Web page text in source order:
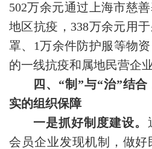
502万余元通过上海市慈
地区抗疫，338万余元用
罩、1万余件防护服等物
的一线抗疫和属地民营企
四、“制”与“治”结
实的组织保障
一是抓好制度建设。
会员企业发现机制，做好